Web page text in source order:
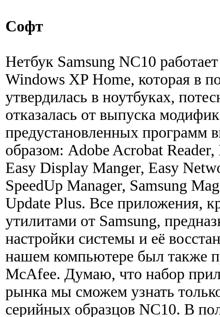
Софт
Нетбук Samsung NC10
Windows XP Home, которая в
утвердилась в ноутбуках,
отказалась от выпуска
предустановленных программ
образом: Adobe Acrobat
Easy Display Manger, Easy
SpeedUp Manager, Samsung
Update Plus. Все приложения,
утилитами от Samsung,
настройки системы и её
нашем компьютере был также
McAfee. Думаю, что набор
рынка мы сможем узнать
серийных образцов NC10. В